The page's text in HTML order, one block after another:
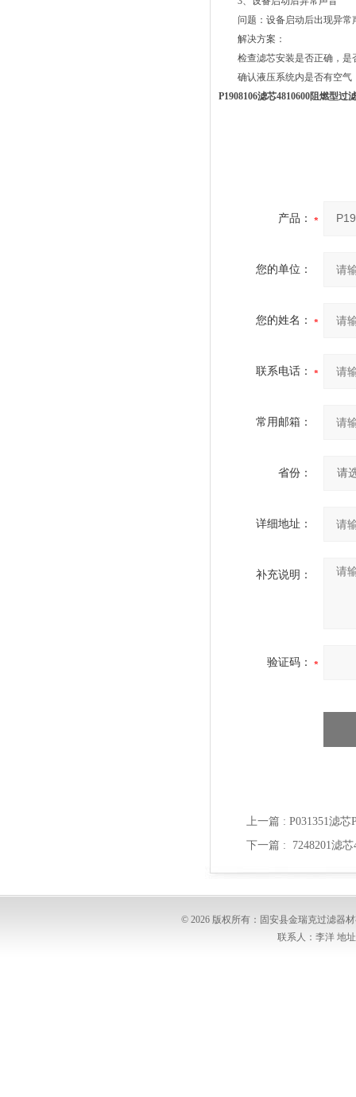
问题：设备启动后出现异常
解决方案：
检查滤芯安装是否正确，是
确认液压系统内是否有空气
P1908106滤芯4810600阻燃型过
产品：
您的单位：
您的姓名：
联系电话：
常用邮箱：
省份：
详细地址：
补充说明：
验证码：
上一篇 : P031351滤
下一篇 : 7248201滤
© 2026 版权所有：固安县金瑞克过滤器
联系人：李洋 地